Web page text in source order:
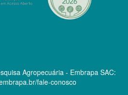
Agropecuária - Embrapa SAC:
fale-conosco